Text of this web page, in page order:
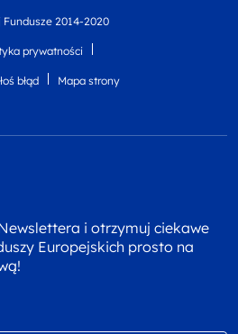
Fundusze 2014-2020
prywatności
błąd Mapa strony
i otrzymuj ciekawe
Europejskich prosto na